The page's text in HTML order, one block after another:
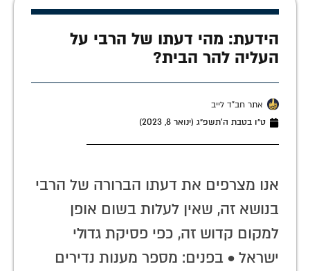
הידעת: מהי דעתו של הרבי על
העליה להר הבית?
אתר חב"ד לייב
ט״ו בטבת ה׳תשפ״ג (ינואר 8, 2023)
אנו מצרפים את דעתו הברורה של הרבי
בנושא זה, שאין לעלות בשום אופן
למקום קדוש זה, כפי פסיקת גדולי
ישראל • בפנים: מספר מענות נדירים